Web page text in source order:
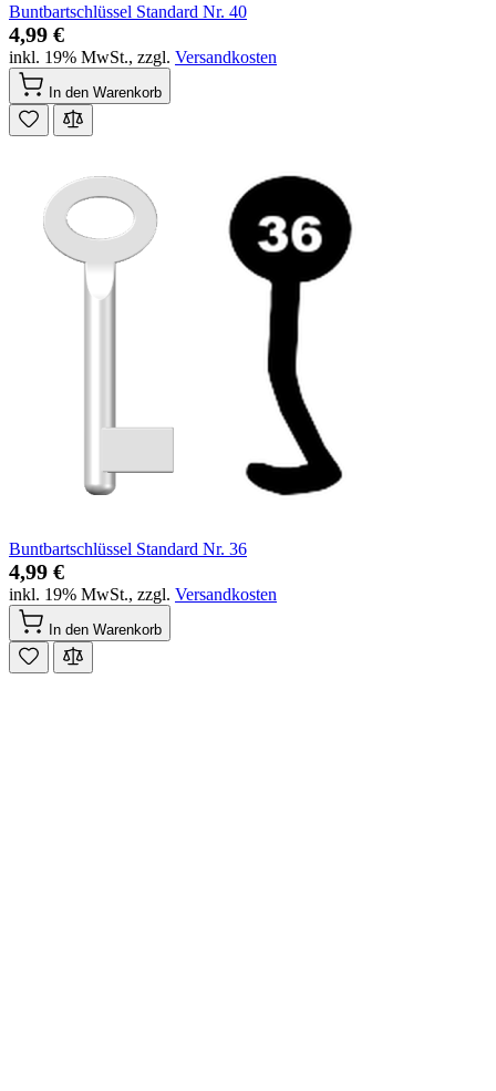
Buntbartschlüssel Standard Nr. 40
4,99 €
inkl. 19% MwSt., zzgl. Versandkosten
In den Warenkorb
Buntbartschlüssel Standard Nr. 36
4,99 €
inkl. 19% MwSt., zzgl. Versandkosten
In den Warenkorb